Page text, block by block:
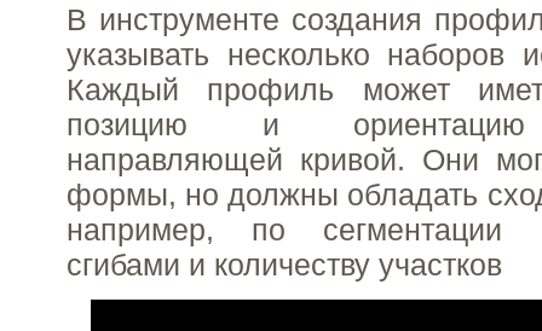
В инструменте создания
указывать несколько наборов
Каждый профиль может
позицию и ориентацию
направляющей кривой. Они
формы, но должны обладать
например, по сегментации
сгибами и количеству участков